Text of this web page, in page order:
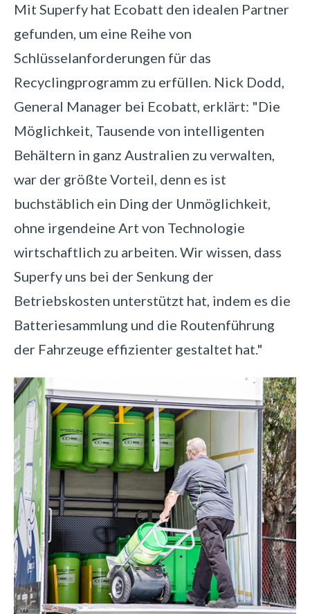
Mit Superfy hat Ecobatt den idealen Partner
gefunden, um eine Reihe von
Schlüsselanforderungen für das
Recyclingprogramm zu erfüllen. Nick Dodd,
General Manager bei Ecobatt, erklärt: "Die
Möglichkeit, Tausende von intelligenten
Behältern in ganz Australien zu verwalten,
war der größte Vorteil, denn es ist
buchstäblich ein Ding der Unmöglichkeit,
ohne irgendeine Art von Technologie
wirtschaftlich zu arbeiten. Wir wissen, dass
Superfy uns bei der Senkung der
Betriebskosten unterstützt hat, indem es die
Batteriesammlung und die Routenführung
der Fahrzeuge effizienter gestaltet hat."